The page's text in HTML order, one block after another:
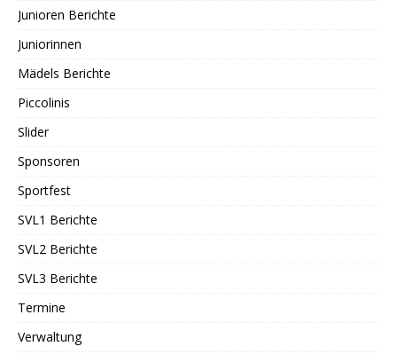
Junioren Berichte
Juniorinnen
Mädels Berichte
Piccolinis
Slider
Sponsoren
Sportfest
SVL1 Berichte
SVL2 Berichte
SVL3 Berichte
Termine
Verwaltung